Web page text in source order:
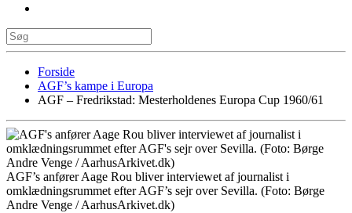
Forside
AGF’s kampe i Europa
AGF – Fredrikstad: Mesterholdenes Europa Cup 1960/61
AGF’s anfører Aage Rou bliver interviewet af journalist i
omklædningsrummet efter AGF’s sejr over Sevilla. (Foto: Børge
Andre Venge / AarhusArkivet.dk)